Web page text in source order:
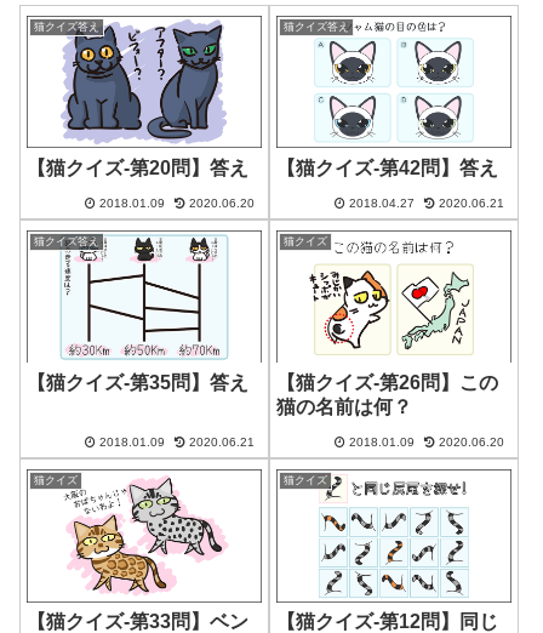
猫クイズ答え
【猫クイズ-第20問】答え
2018.01.09 2020.06.20
猫クイズ答え
【猫クイズ-第42問】答え
2018.04.27 2020.06.21
猫クイズ答え
【猫クイズ-第35問】答え
2018.01.09 2020.06.21
猫クイズ
【猫クイズ-第26問】この
猫の名前は何？
2018.01.09 2020.06.20
猫クイズ
【猫クイズ-第33問】ベン
猫クイズ
【猫クイズ-第12問】同じ